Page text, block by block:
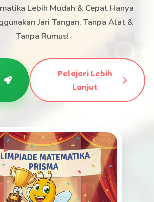
Lebih Mudah & Cepat Hanya
Jari Tangan. Tanpa Alat &
Tanpa Rumus!
Pelajari Lebih
Lanjut